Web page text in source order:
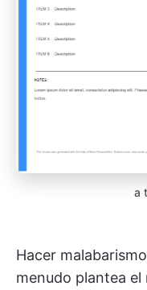
a
Hacer
menudo plantea